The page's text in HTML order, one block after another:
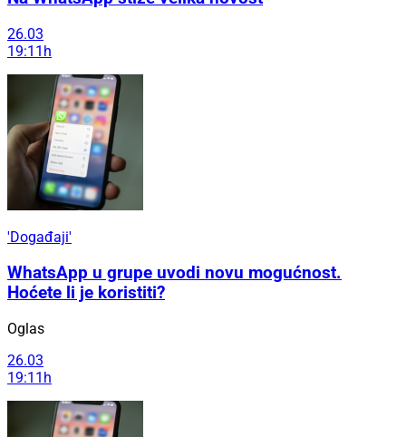
26.03
19:11h
'Događaji'
WhatsApp u grupe uvodi novu mogućnost.
Hoćete li je koristiti?
Oglas
26.03
19:11h